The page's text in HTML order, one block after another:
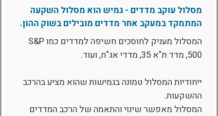
מסלול עוקב מדדים - גמיש הוא מסלול השקעה
המתמקד במעקב אחר מדדים מובילים בשוק ההון.
המסלול מעניק לחוסכים חשיפה למדדים כמו S&P
500, מדד ת"א 35, מדדי אג"ח, ועוד.
ייחודיות המסלול טמונה בגמישות שהוא מציע בהרכב
ההשקעות.
המסלול מאפשר שינוי והתאמה של הרכב המדדים